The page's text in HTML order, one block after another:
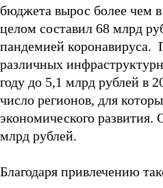
бюджета вырос более чем
целом составил 68 млрд
пандемией коронавируса.
различных
году до 5,1 млрд рублей в
число регионов, для
экономического
млрд рублей.
Благодаря привлечению